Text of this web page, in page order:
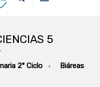
5
2° Ciclo Biáreas